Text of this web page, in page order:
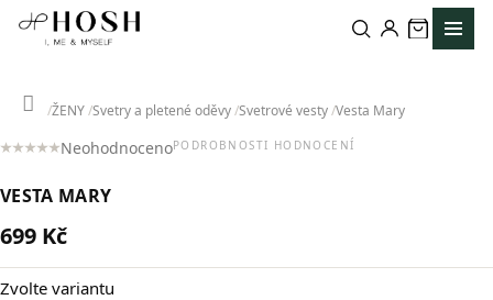
Přejít
Domů
ŽENY Svetry a pletené oděvy Svetrové vesty Vesta Mary
Průměrné
produktu
0,0
5
NeohodnocenoPODROBNOSTI HODNOCENÍ
VESTA MARY
699 Kč
cena:
Zvolte variantu